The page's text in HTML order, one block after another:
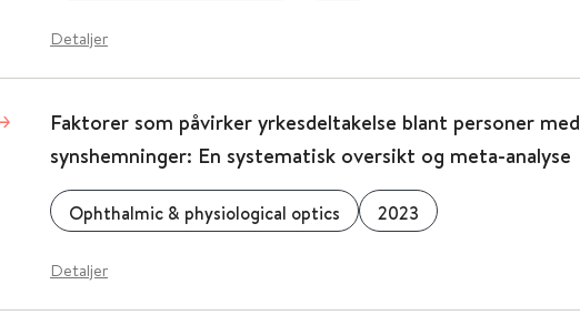
Detaljer
Faktorer som påvirker yrkesdeltakelse blant personer med
synshemninger: En systematisk oversikt og meta-analyse
Ophthalmic & physiological optics 2023
Detaljer